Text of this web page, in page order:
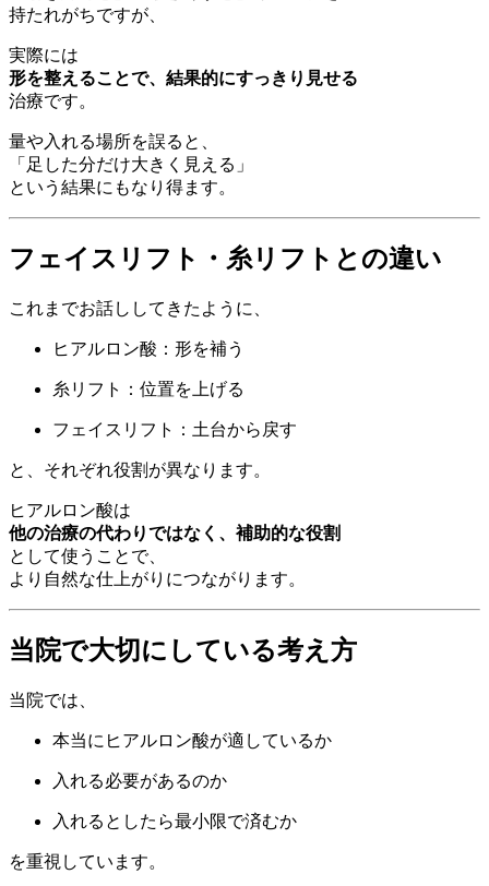
持たれがちですが、
実際には
形を整えることで、結果的にすっきり見せる
治療です。
量や入れる場所を誤ると、
「足した分だけ大きく見える」
という結果にもなり得ます。
フェイスリフト・糸リフトとの違い
これまでお話ししてきたように、
ヒアルロン酸：形を補う
糸リフト：位置を上げる
フェイスリフト：土台から戻す
と、それぞれ役割が異なります。
ヒアルロン酸は
他の治療の代わりではなく、補助的な役割
として使うことで、
より自然な仕上がりにつながります。
当院で大切にしている考え方
当院では、
本当にヒアルロン酸が適しているか
入れる必要があるのか
入れるとしたら最小限で済むか
を重視しています。